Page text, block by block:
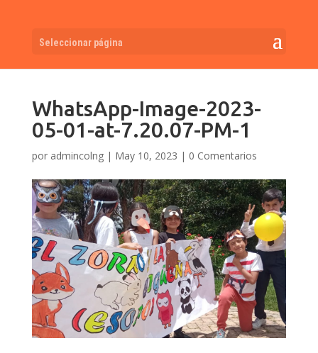
Seleccionar página
WhatsApp-Image-2023-
05-01-at-7.20.07-PM-1
por admincolng| May 10, 2023 | 0 Comentarios